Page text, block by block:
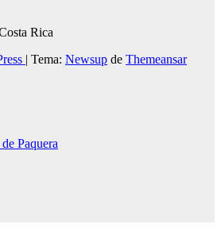
Rica
| Tema: Newsup de Themeansar
Paquera